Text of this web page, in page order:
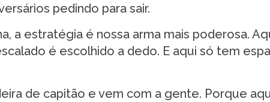
pedindo para sair.
a estratégia é nossa arma mais poderosa.
é escolhido a dedo. E aqui só tem
de capitão e vem com a gente. Porque